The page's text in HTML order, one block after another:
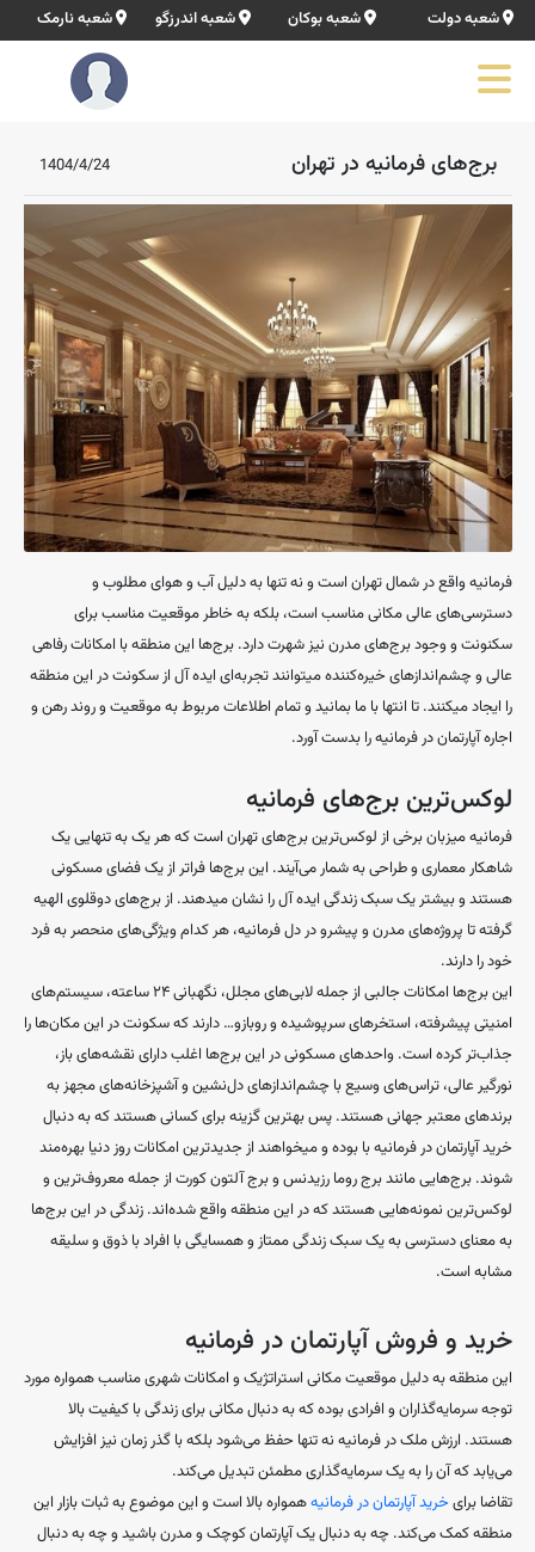
شعبه دولت شعبه بوکان شعبه اندرزگو شعبه نارمک
برج‌های فرمانیه در تهران 1404/4/24
فرمانیه واقع در شمال تهران است و نه تنها به دلیل آب و هوای مطلوب و
دسترسی‌های عالی مکانی مناسب است، بلکه به خاطر موقعیت مناسب برای
سکنونت و وجود برج‌های مدرن نیز شهرت دارد. برج‌ها این منطقه با امکانات رفاهی
عالی و چشم‌اندازهای خیره‌کننده میتوانند تجربه‌ای ایده آل از سکونت در این منطقه
را ایجاد میکنند. تا انتها با ما بمانید و تمام اطلاعات مربوط به موقعیت و روند رهن و
اجاره آپارتمان در فرمانیه را بدست آورد.
لوکس‌ترین برج‌های فرمانیه
فرمانیه میزبان برخی از لوکس‌ترین برج‌های تهران است که هر یک به تنهایی یک
شاهکار معماری و طراحی به شمار می‌آیند. این برج‌ها فراتر از یک فضای مسکونی
هستند و بیشتر یک سبک زندگی ایده آل را نشان میدهند. از برج‌های دوقلوی الهیه
گرفته تا پروژه‌های مدرن و پیشرو در دل فرمانیه، هر کدام ویژگی‌های منحصر به فرد
خود را دارند.
این برج‌ها امکانات جالبی از جمله لابی‌های مجلل، نگهبانی ۲۴ ساعته، سیستم‌های
امنیتی پیشرفته، استخرهای سرپوشیده و روبازو… دارند که سکونت در این مکان‌ها را
جذاب‌تر کرده است. واحدهای مسکونی در این برج‌ها اغلب دارای نقشه‌های باز،
نورگیر عالی، تراس‌های وسیع با چشم‌اندازهای دل‌نشین و آشپزخانه‌های مجهز به
برندهای معتبر جهانی هستند. پس بهترین گزینه برای کسانی هستند که به دنبال
خرید آپارتمان در فرمانیه با بوده و میخواهند از جدیدترین امکانات روز دنیا بهره‌مند
شوند. برج‌هایی مانند برج روما رزیدنس و برج آلتون کورت از جمله معروف‌ترین و
لوکس‌ترین نمونه‌هایی هستند که در این منطقه واقع شده‌اند. زندگی در این برج‌ها
به معنای دسترسی به یک سبک زندگی ممتاز و همسایگی با افراد با ذوق و سلیقه
مشابه است.
خرید و فروش آپارتمان در فرمانیه
این منطقه به دلیل موقعیت مکانی استراتژیک و امکانات شهری مناسب همواره مورد
توجه سرمایه‌گذاران و افرادی بوده که به دنبال مکانی برای زندگی با کیفیت بالا
هستند. ارزش ملک در فرمانیه نه تنها حفظ می‌شود بلکه با گذر زمان نیز افزایش
می‌یابد که آن را به یک سرمایه‌گذاری مطمئن تبدیل می‌کند.
تقاضا برای خرید آپارتمان در فرمانیههمواره بالا است و این موضوع به ثبات بازار این
منطقه کمک می‌کند. چه به دنبال یک آپارتمان کوچک و مدرن باشید و چه به دنبال